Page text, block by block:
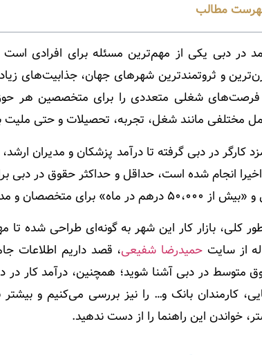
مطالب
در دبی یکی از مهم‌ترین مسئله برای افرادی
و ثروتمندترین شهرهای جهان، جذابیت‌های
شغلی متعددی را برای متخصصین هر
مختلفی مانند شغل، تجربه، تحصیلات و حتی ملیت
کارگر در دبی گرفته تا درآمد پزشکان و مدیران
درهم در ماه» برای متخصصان و مدیران.
کلی، بازار کار این شهر به گونه‌ای طراحی شده
از سایت حمیدرضا شفیعی، قصد داریم اطلاعات
متوسط در دبی آشنا شوید؛ همچنین، درآمد کار در
کارمندان بانک و… را نیز بررسی می‌کنیم و
خواندن این راهنما را از دست ندهید.